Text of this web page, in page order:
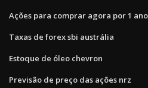
Ações para comprar agora por 1 ano
Taxas de forex sbi austrália
Estoque de óleo chevron
Previsão de preço das ações nrz